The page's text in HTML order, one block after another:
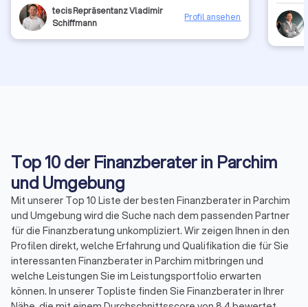
tecis Repräsentanz Vladimir
Schiffmann
Profil ansehen
Top 10 der Finanzberater in Parchim
und Umgebung
Mit unserer Top 10 Liste der besten Finanzberater in Parchim
und Umgebung wird die Suche nach dem passenden Partner
für die Finanzberatung unkompliziert. Wir zeigen Ihnen in den
Profilen direkt, welche Erfahrung und Qualifikation die für Sie
interessanten Finanzberater in Parchim mitbringen und
welche Leistungen Sie im Leistungsportfolio erwarten
können. In unserer Topliste finden Sie Finanzberater in Ihrer